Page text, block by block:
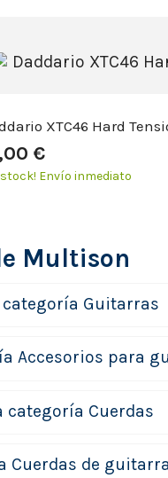
XTC46 Hard
€
stock! Envío inmediato
Multison
Guitarras
Accesorios para
categoría Cuerdas
Cuerdas de